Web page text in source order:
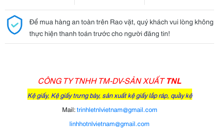
Để mua hàng an toàn trên Rao vặt, quý khách vui lòng không
thực hiện thanh toán trước cho người đăng tin!
CÔNG TY TNHH TM-DV-SẢN XUẤTTNL
Kệ giấy, Kệ giấy trưng bày, sản xuất kệ giấy lắp ráp, quầy kệ
Mail:trinhletnlvietnam@gmail.com
linhhotnlvietnam@gmail.com